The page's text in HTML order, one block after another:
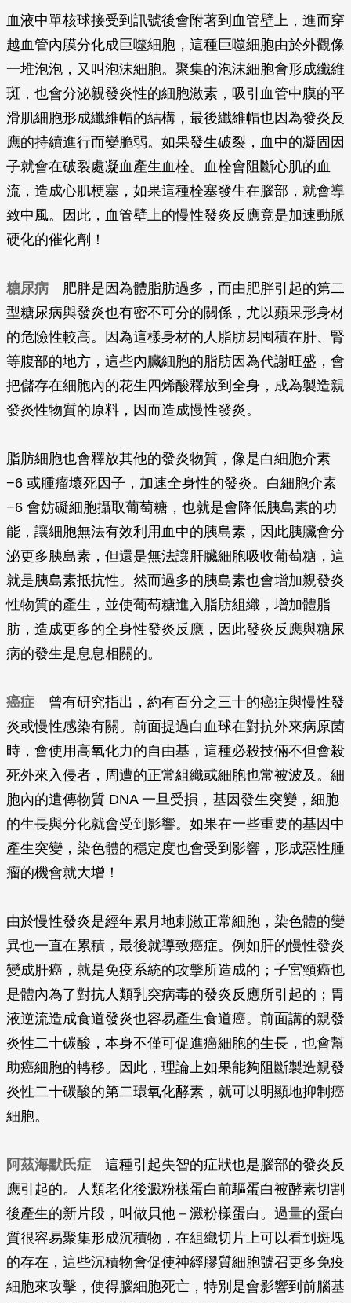
血液中單核球接受到訊號後會附著到血管壁上，進而穿
越血管內膜分化成巨噬細胞，這種巨噬細胞由於外觀像
一堆泡泡，又叫泡沫細胞。聚集的泡沫細胞會形成纖維
斑，也會分泌親發炎性的細胞激素，吸引血管中膜的平
滑肌細胞形成纖維帽的結構，最後纖維帽也因為發炎反
應的持續進行而變脆弱。如果發生破裂，血中的凝固因
子就會在破裂處凝血產生血栓。血栓會阻斷心肌的血
流，造成心肌梗塞，如果這種栓塞發生在腦部，就會導
致中風。因此，血管壁上的慢性發炎反應竟是加速動脈
硬化的催化劑！
糖尿病 肥胖是因為體脂肪過多，而由肥胖引起的第二
型糖尿病與發炎也有密不可分的關係，尤以蘋果形身材
的危險性較高。因為這樣身材的人脂肪易囤積在肝、腎
等腹部的地方，這些內臟細胞的脂肪因為代謝旺盛，會
把儲存在細胞內的花生四烯酸釋放到全身，成為製造親
發炎性物質的原料，因而造成慢性發炎。
脂肪細胞也會釋放其他的發炎物質，像是白細胞介素
−6 或腫瘤壞死因子，加速全身性的發炎。白細胞介素
−6 會妨礙細胞攝取葡萄糖，也就是會降低胰島素的功
能，讓細胞無法有效利用血中的胰島素，因此胰臟會分
泌更多胰島素，但還是無法讓肝臟細胞吸收葡萄糖，這
就是胰島素抵抗性。然而過多的胰島素也會增加親發炎
性物質的產生，並使葡萄糖進入脂肪組織，增加體脂
肪，造成更多的全身性發炎反應，因此發炎反應與糖尿
病的發生是息息相關的。
癌症 曾有研究指出，約有百分之三十的癌症與慢性發
炎或慢性感染有關。前面提過白血球在對抗外來病原菌
時，會使用高氧化力的自由基，這種必殺技倆不但會殺
死外來入侵者，周遭的正常組織或細胞也常被波及。細
胞內的遺傳物質 DNA 一旦受損，基因發生突變，細胞
的生長與分化就會受到影響。如果在一些重要的基因中
產生突變，染色體的穩定度也會受到影響，形成惡性腫
瘤的機會就大增！
由於慢性發炎是經年累月地刺激正常細胞，染色體的變
異也一直在累積，最後就導致癌症。例如肝的慢性發炎
變成肝癌，就是免疫系統的攻擊所造成的；子宮頸癌也
是體內為了對抗人類乳突病毒的發炎反應所引起的；胃
液逆流造成食道發炎也容易產生食道癌。前面講的親發
炎性二十碳酸，本身不僅可促進癌細胞的生長，也會幫
助癌細胞的轉移。因此，理論上如果能夠阻斷製造親發
炎性二十碳酸的第二環氧化酵素，就可以明顯地抑制癌
細胞。
阿茲海默氏症 這種引起失智的症狀也是腦部的發炎反
應引起的。人類老化後澱粉樣蛋白前驅蛋白被酵素切割
後產生的新片段，叫做貝他－澱粉樣蛋白。過量的蛋白
質很容易聚集形成沉積物，在組織切片上可以看到斑塊
的存在，這些沉積物會促使神經膠質細胞號召更多免疫
細胞來攻擊，使得腦細胞死亡，特別是會影響到前腦基